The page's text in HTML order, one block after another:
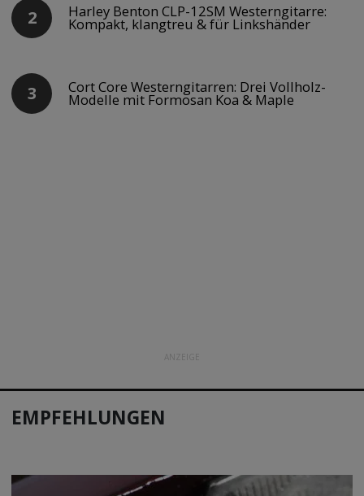
Harley Benton CLP-12SM Westerngitarre:
Kompakt, klangtreu & für Linkshänder
Cort Core Westerngitarren: Drei Vollholz-
Modelle mit Formosan Koa & Maple
ANZEIGE
EMPFEHLUNGEN